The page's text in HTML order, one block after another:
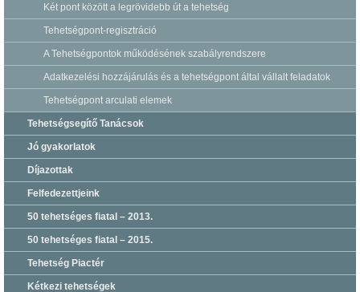
Két pont között a legrövidebb út a tehetség
Tehetségpont-regisztráció
A Tehetségpontok működésének szabályrendszere
Adatkezelési hozzájárulás és a tehetségpont által vállalt feladatok
Tehetségpont arculati elemek
Tehetségsegítő Tanácsok
Jó gyakorlatok
Díjazottak
Felfedezettjeink
50 tehetséges fiatal – 2013.
50 tehetséges fiatal – 2015.
Tehetség Piactér
Kétkezi tehetségek